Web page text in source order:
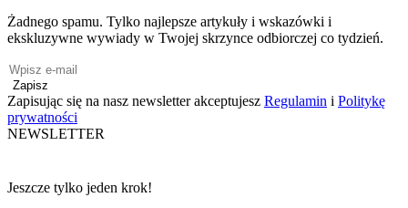
Żadnego spamu. Tylko najlepsze artykuły i wskazówki i
ekskluzywne wywiady w Twojej skrzynce odbiorczej co tydzień.
Zapisz
Zapisując się na nasz newsletter akceptujesz Regulamin i Politykę
prywatności
NEWSLETTER
Jeszcze tylko jeden krok!